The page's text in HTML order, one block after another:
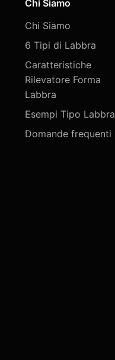
Chi Siamo
Chi Siamo
6 Tipi di Labbra
Caratteristiche
Rilevatore Forma
Labbra
Esempi Tipo Labbra
Domande frequenti